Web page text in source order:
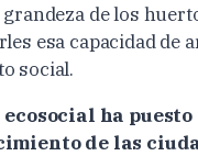
grandeza de los
esa capacidad de
social.
ha puesto
de las